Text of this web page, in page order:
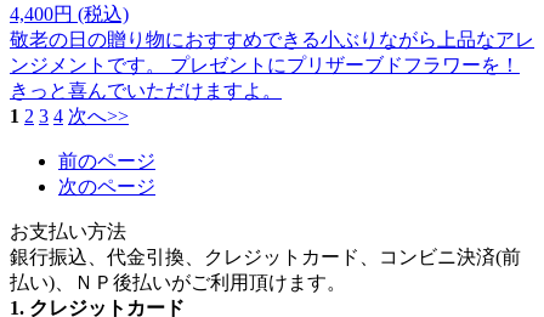
4,400円 (税込)
敬老の日の贈り物におすすめできる小ぶりながら上品なアレ
ンジメントです。 プレゼントにプリザーブドフラワーを！
きっと喜んでいただけますよ。
1 2 3 4 次へ>>
前のページ
次のページ
お支払い方法
銀行振込、代金引換、クレジットカード、コンビニ決済(前
払い)、ＮＰ後払いがご利用頂けます。
1. クレジットカード